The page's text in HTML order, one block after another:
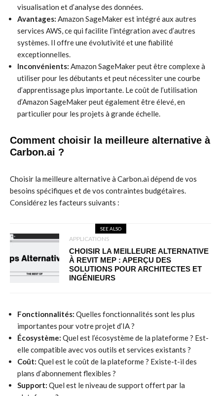
visualisation et d’analyse des données.
Avantages: Amazon SageMaker est intégré aux autres
services AWS, ce qui facilite l’intégration avec d’autres
systèmes. Il offre une évolutivité et une fiabilité
exceptionnelles.
Inconvénients: Amazon SageMaker peut être complexe à
utiliser pour les débutants et peut nécessiter une courbe
d’apprentissage plus importante. Le coût de l’utilisation
d’Amazon SageMaker peut également être élevé, en
particulier pour les projets à grande échelle.
Comment choisir la meilleure alternative à
Carbon.ai ?
Choisir la meilleure alternative à Carbon.ai dépend de vos
besoins spécifiques et de vos contraintes budgétaires.
Considérez les facteurs suivants :
SEE ALSO
APPLICATIONS
CHOISIR LA MEILLEURE ALTERNATIVE
À REVIT MEP : APERÇU DES
SOLUTIONS POUR ARCHITECTES ET
INGÉNIEURS
Fonctionnalités: Quelles fonctionnalités sont les plus
importantes pour votre projet d’IA ?
Écosystème: Quel est l’écosystème de la plateforme ? Est-
elle compatible avec vos outils et services existants ?
Coût: Quel est le coût de la plateforme ? Existe-t-il des
plans d’abonnement flexibles ?
Support: Quel est le niveau de support offert par la